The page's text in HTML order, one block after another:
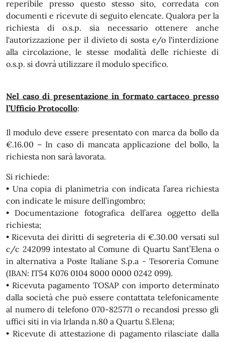
reperibile presso questo stesso sito, corredata con
documenti e ricevute di seguito elencate. Qualora per la
richiesta di o.s.p. sia necessario ottenere anche
l'autorizzazione per il divieto di sosta e/o l'interdizione
alla circolazione, le stesse modalità delle richieste di
o.s.p. si dovrà utilizzare il modulo specifico.
Nel caso di presentazione in formato cartaceo presso
l’Ufficio Protocollo:
Il modulo deve essere presentato con marca da bollo da
€.16.00 – In caso di mancata applicazione del bollo, la
richiesta non sarà lavorata.
Si richiede:
• Una copia di planimetria con indicata l’area richiesta
con indicate le misure dell’ingombro;
• Documentazione fotografica dell’area oggetto della
richiesta;
• Ricevuta dei diritti di segreteria di €.30.00 versati sul
c/c 242099 intestato al Comune di Quartu Sant’Elena o
in alternativa a Poste Italiane S.p.a - Tesoreria Comune
(IBAN: IT54 K076 0104 8000 0000 0242 099).
• Ricevuta pagamento TOSAP con importo determinato
dalla società che può essere contattata telefonicamente
al numero di telefono 070-825771 o recandosi presso gli
uffici siti in via Irlanda n.80 a Quartu S.Elena;
• Ricevute di attestazione di pagamento rilasciate dalla